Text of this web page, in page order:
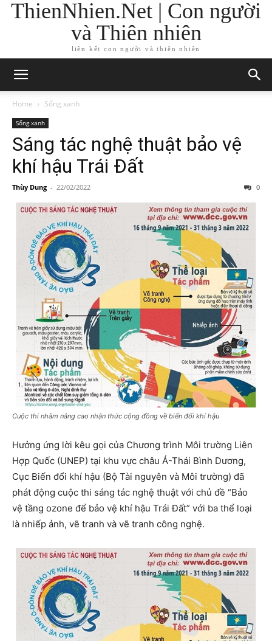
ThienNhien.Net | Con người
và Thiên nhiên
liên kết con người và thiên nhiên
Home Sống xanh
Sống xanh
Sáng tác nghệ thuật bảo vệ
khí hậu Trái Đất
Thùy Dung - 22/02/2022 0
Cuộc thi nhằm nâng cao nhận thức cộng đồng về biến đổi khí hậu
Hưởng ứng lời kêu gọi của Chương trình Môi trường Liên
Hợp Quốc (UNEP) tại khu vực châu Á-Thái Bình Dương,
Cục Biến đổi khí hậu (Bộ Tài nguyên và Môi trường) đã
phát động cuộc thi sáng tác nghệ thuật với chủ đề “Bảo
vệ tầng ozone để bảo vệ khí hậu Trái Đất” với ba thể loại
là nhiếp ảnh, vẽ tranh và vẽ tranh công nghệ.